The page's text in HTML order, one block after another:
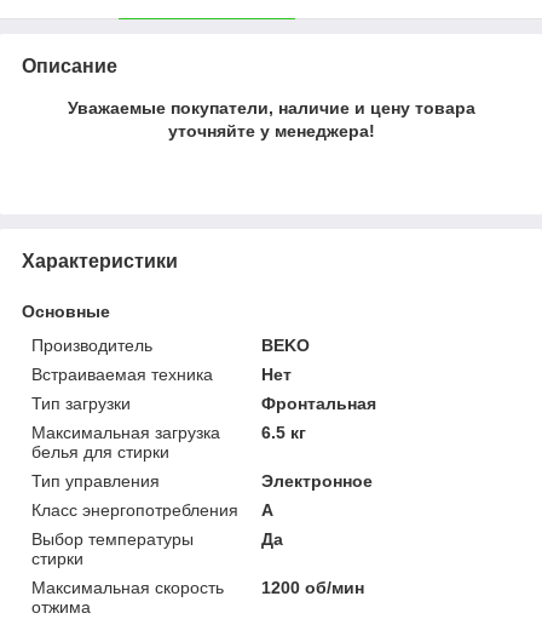
Описание
Уважаемые покупатели, наличие и цену товара
уточняйте у менеджера!
Характеристики
Основные
Производитель
BEKO
Встраиваемая техника
Нет
Тип загрузки
Фронтальная
Максимальная загрузка
белья для стирки
6.5 кг
Тип управления
Электронное
Класс энергопотребления
A
Выбор температуры
стирки
Да
Максимальная скорость
отжима
1200 об/мин